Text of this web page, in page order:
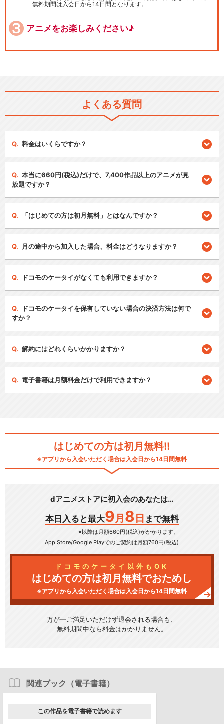
無料期間は入会日から14日間となります。
アニメをお楽しみください♪
よくある質問
料金はいくらですか？
本当に660円(税込)だけで、7,400作品以上のアニメが見
放題ですか？
「はじめての方は初月無料」とはなんですか？
月の途中から加入した場合、料金はどうなりますか？
ドコモのケータイがなくても利用できますか？
ドコモのケータイを保有していない場合の決済方法は何で
すか？
解約にはどれくらいかかりますか？
電子書籍は月額料金だけで利用できますか？
はじめての方は初月無料!!
※アプリから入会いただく場合は入会日から14日間無料
dアニメストアに初入会のあなたは…
本日入ると最大9 月 8 日 まで無料
※以降は月額660円(税込)がかかります。
App Store/Google Playでのご契約は月額760円(税込)
ドコモのケータイ以外もOK
はじめての方は初月無料でおためし
※アプリから入会いただく場合は入会日から14日間無料
万が一ご満足いただけず退会される場合も、
無料期間中なら料金はかかりません。
関連ブック（電子書籍）
この作品を電子書籍で読めます